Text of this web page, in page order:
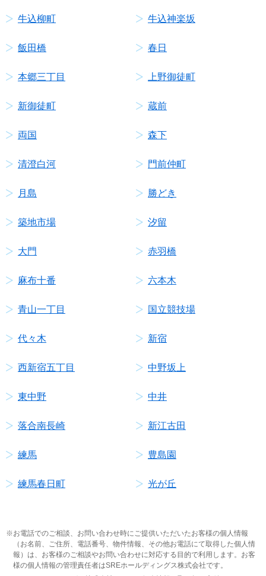
牛込柳町 牛込神楽坂
飯田橋 春日
本郷三丁目 上野御徒町
新御徒町 蔵前
両国 森下
清澄白河 門前仲町
月島 勝どき
築地市場 汐留
大門 赤羽橋
麻布十番 六本木
青山一丁目 国立競技場
代々木 新宿
西新宿五丁目 中野坂上
東中野 中井
落合南長崎 新江古田
練馬 豊島園
練馬春日町 光が丘
お電話でのご相談、お問い合わせ時にご提供いただいたお客様の個人情報
（お名前、ご住所、電話番号、物件情報、その他お電話にて取得した個人情
報）は、お客様のご相談やお問い合わせに対応する目的で利用します。お客
様の個人情報の管理責任者はSREホールディングス株式会社です。